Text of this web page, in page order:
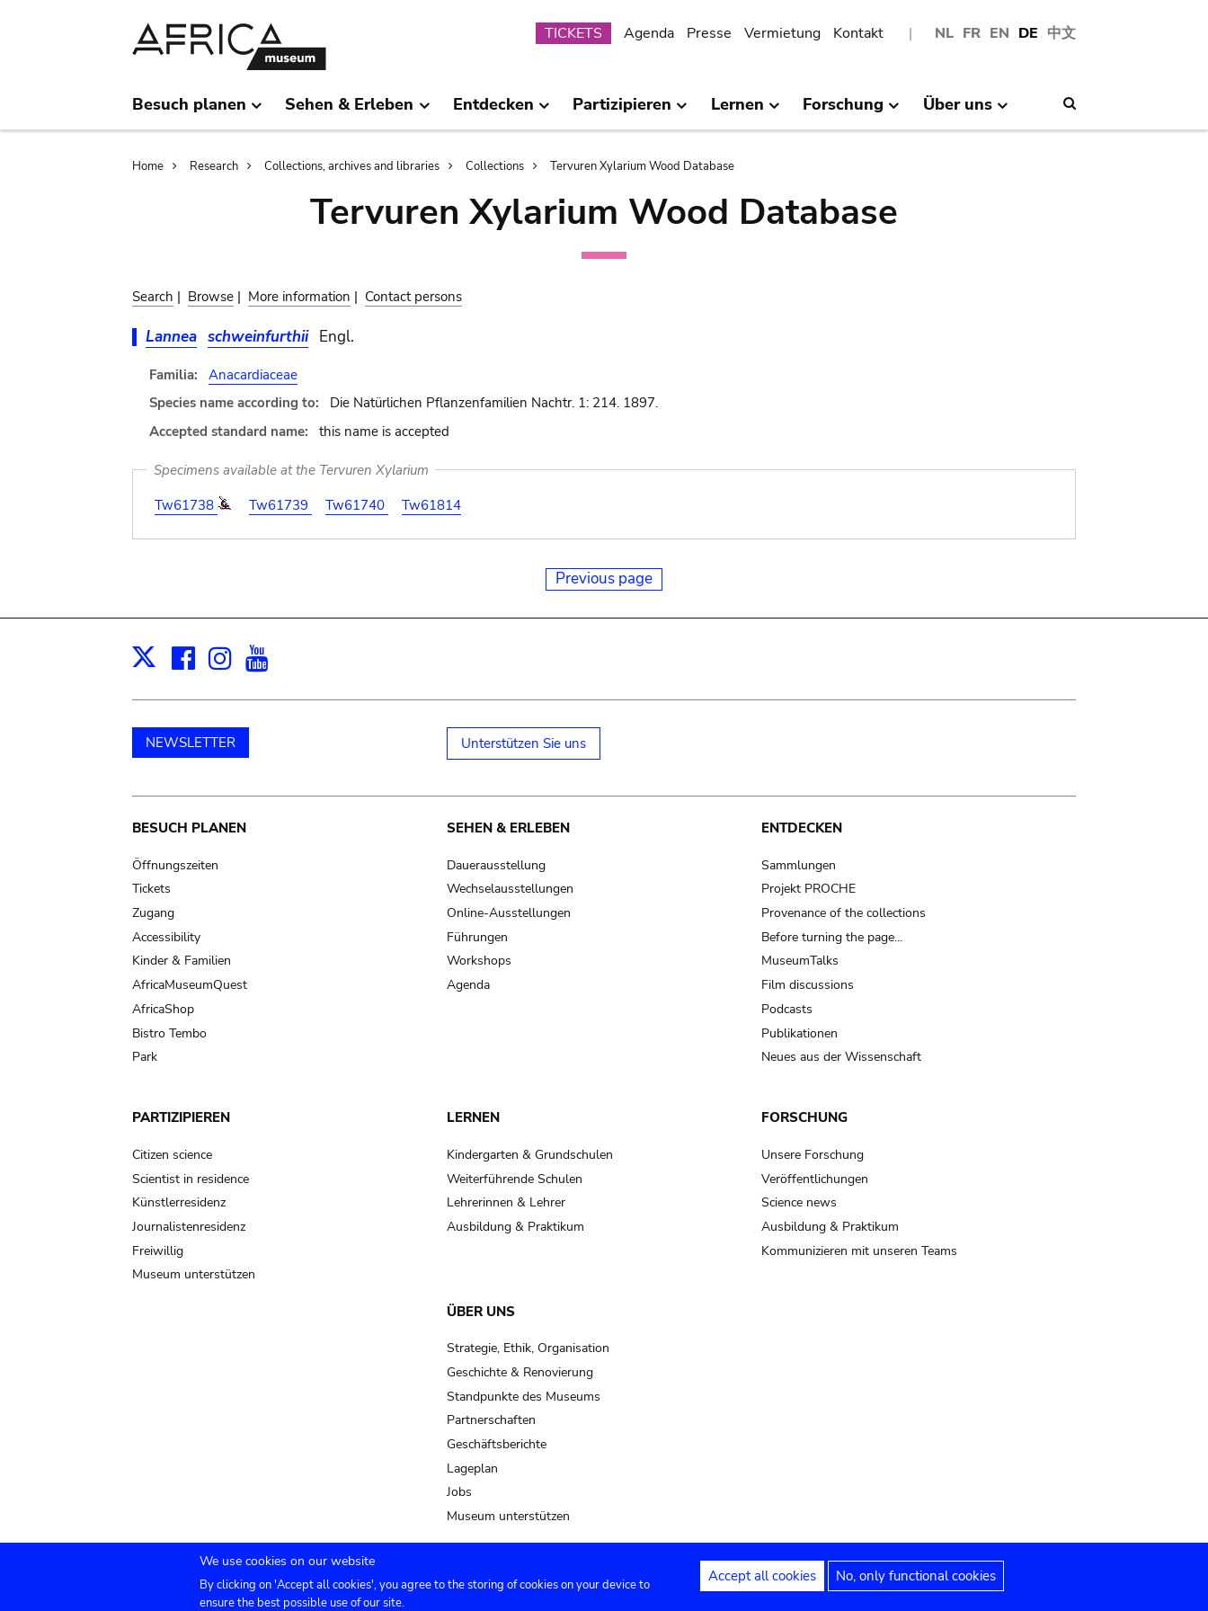
NL FR EN DE 中文
Submenu
TICKETS Agenda Presse Vermietung Kontakt
Besuch planen Sehen & Erleben Entdecken Partizipieren Lernen Forschung Über uns
Breadcrumb
Home Research Collections, archives and libraries Collections Tervuren Xylarium Wood Database
Tervuren Xylarium Wood Database
Search | Browse | More information | Contact persons
Lannea schweinfurthii Engl.
Familia:
Anacardiaceae
Species name according to:
Die Natürlichen Pflanzenfamilien Nachtr. 1: 214. 1897.
Accepted standard name:
this name is accepted
Specimens available at the Tervuren Xylarium
Tw61738
Tw61739 Tw61740 Tw61814
Previous page
X Facebook
Instagram
NEWSLETTER Unterstützen Sie uns
Main
navigation
BESUCH PLANEN
Öffnungszeiten
Tickets
Zugang
Accessibility
Kinder & Familien
AfricaMuseumQuest
AfricaShop
Bistro Tembo
Park
SEHEN & ERLEBEN
Dauerausstellung
Wechselausstellungen
Online-Ausstellungen
Führungen
Workshops
Agenda
ENTDECKEN
Sammlungen
Projekt PROCHE
Provenance of the collections
Before turning the page…
MuseumTalks
Film discussions
Podcasts
Publikationen
Neues aus der Wissenschaft
PARTIZIPIEREN
Citizen science
Scientist in residence
Künstlerresidenz
Journalistenresidenz
Freiwillig
Museum unterstützen
LERNEN
Kindergarten & Grundschulen
Weiterführende Schulen
Lehrerinnen & Lehrer
Ausbildung & Praktikum
FORSCHUNG
Unsere Forschung
Veröffentlichungen
Science news
Ausbildung & Praktikum
Kommunizieren mit unseren Teams
ÜBER UNS
Strategie, Ethik, Organisation
Geschichte & Renovierung
Standpunkte des Museums
Partnerschaften
Geschäftsberichte
Lageplan
Jobs
Museum unterstützen
Submenu
Agenda Presse Vermietung Kontakt Privacy settings Rechtliche Hinweise Erklärung zur Barrierefreiheit
We use cookies on our website
By clicking on 'Accept all cookies', you agree to the storing of cookies on your device to
ensure the best possible use of our site.
Accept all cookies No, only functional cookies